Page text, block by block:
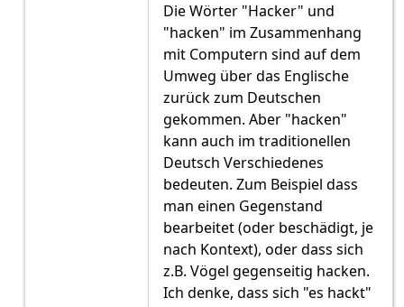
Die Wörter "Hacker" und
"hacken" im Zusammenhang
mit Computern sind auf dem
Umweg über das Englische
zurück zum Deutschen
gekommen. Aber "hacken"
kann auch im traditionellen
Deutsch Verschiedenes
bedeuten. Zum Beispiel dass
man einen Gegenstand
bearbeitet (oder beschädigt, je
nach Kontext), oder dass sich
z.B. Vögel gegenseitig hacken.
Ich denke, dass sich "es hackt"